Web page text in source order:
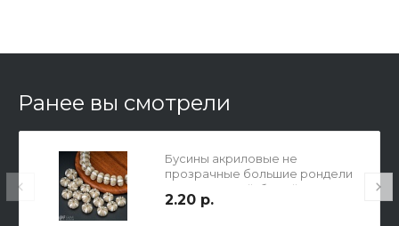
Ранее вы смотрели
Бусины акриловые не
прозрачные большие рондели
с гравировкой, белый с
золотом, 7х12мм, отв. 1,2мм.
2.20 р.